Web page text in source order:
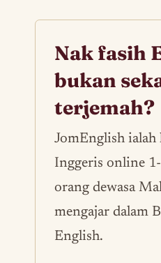
Nak fasih
bukan
terjemah?
JomEnglish ialah
Inggeris online
orang dewasa
mengajar dalam
English.